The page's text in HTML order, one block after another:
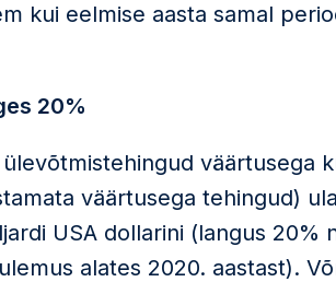
kui eelmise aasta samal
20%
väärtusega
väärtusega tehingud)
USA dollarini (langus 20%
alates 2020. aastast).